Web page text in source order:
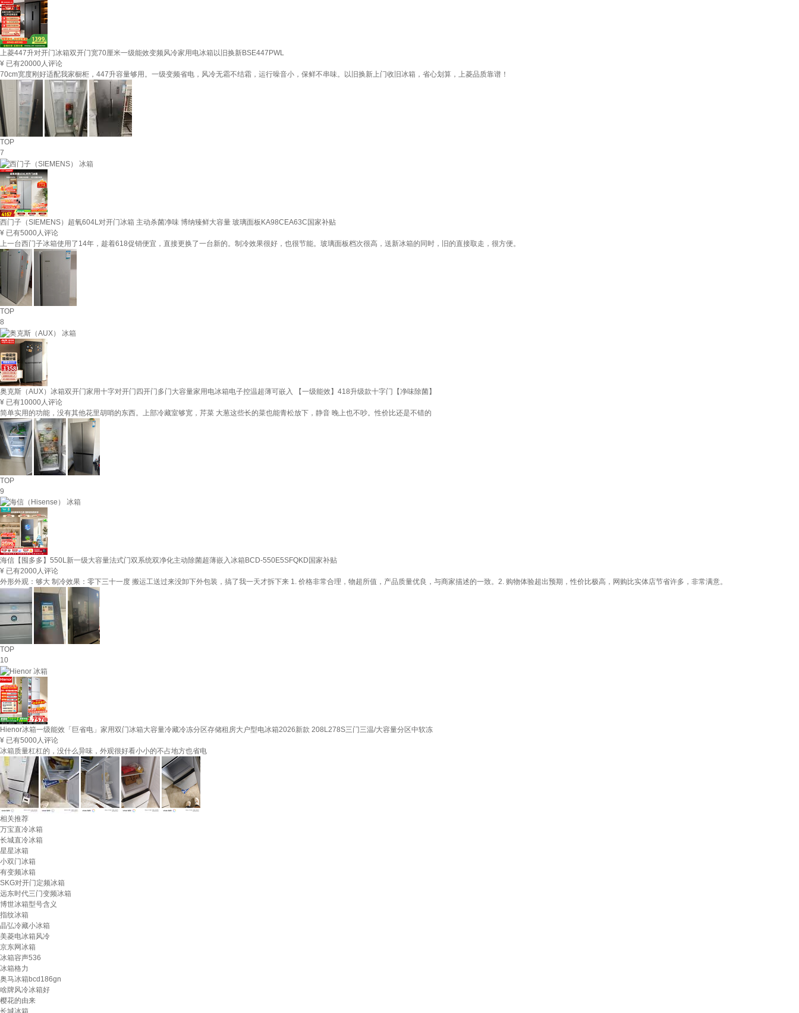
上菱447升对开门冰箱双开门宽70厘米一级能效变频风冷家用电冰箱以旧换新BSE447PWL
¥ 已有20000人评论
70cm宽度刚好适配我家橱柜，447升容量够用。一级变频省电，风冷无霜不结霜，运行噪音小，保鲜不串味。以旧换新上门收旧冰箱，省心划算，上菱品质靠谱！
TOP
7
西门子（SIEMENS）超氧604L对开门冰箱 主动杀菌净味 博纳臻鲜大容量 玻璃面板KA98CEA63C国家补贴
¥ 已有5000人评论
上一台西门子冰箱使用了14年，趁着618促销便宜，直接更换了一台新的。制冷效果很好，也很节能。玻璃面板档次很高，送新冰箱的同时，旧的直接取走，很方便。
TOP
8
奥克斯（AUX）冰箱双开门家用十字对开门四开门多门大容量家用电冰箱电子控温超薄可嵌入 【一级能效】418升级款十字门【净味除菌】
¥ 已有10000人评论
简单实用的功能，没有其他花里胡哨的东西。上部冷藏室够宽，芹菜 大葱这些长的菜也能青松放下，静音 晚上也不吵。性价比还是不错的
TOP
9
海信【囤多多】550L新一级大容量法式门双系统双净化主动除菌超薄嵌入冰箱BCD-550E5SFQKD国家补贴
¥ 已有2000人评论
外形外观：够大 制冷效果：零下三十一度 搬运工送过来没卸下外包装，搞了我一天才拆下来 1. 价格非常合理，物超所值，产品质量优良，与商家描述的一致。2. 购物体验超出预期，性价比极高，网购比实体店节省许多，非常满意。
TOP
10
Hienor冰箱一级能效「巨省电」家用双门冰箱大容量冷藏冷冻分区存储租房大户型电冰箱2026新款 208L278S三门三温/大容量分区中软冻
¥ 已有5000人评论
冰箱质量杠杠的，没什么异味，外观很好看小小的不占地方也省电
相关推荐
万宝直冷冰箱
长城直冷冰箱
星星冰箱
小双门冰箱
有变频冰箱
SKG对开门定频冰箱
远东时代三门变频冰箱
博世冰箱型号含义
指纹冰箱
晶弘冷藏小冰箱
美菱电冰箱风冷
京东网冰箱
冰箱容声536
冰箱格力
奥马冰箱bcd186gn
啥牌风冷冰箱好
樱花的由来